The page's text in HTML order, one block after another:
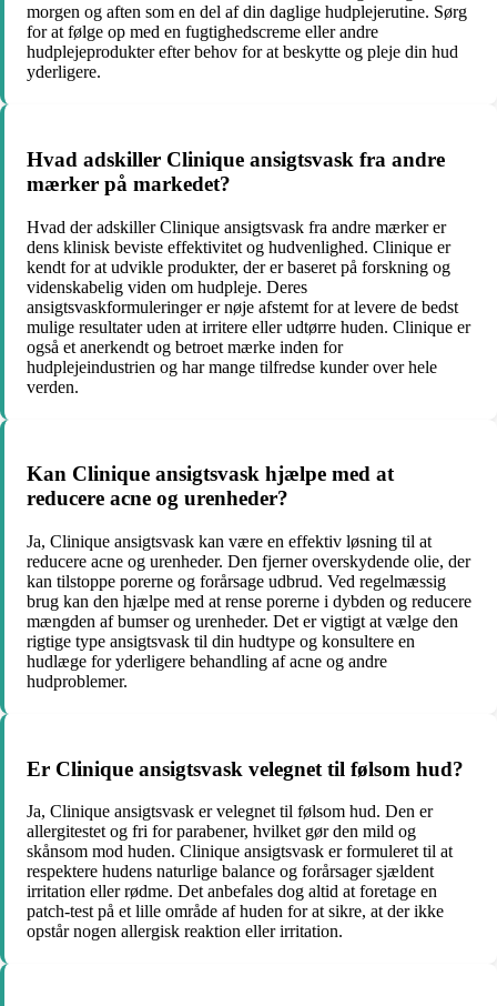
morgen og aften som en del af din daglige hudplejerutine. Sørg
for at følge op med en fugtighedscreme eller andre
hudplejeprodukter efter behov for at beskytte og pleje din hud
yderligere.
Hvad adskiller Clinique ansigtsvask fra andre
mærker på markedet?
Hvad der adskiller Clinique ansigtsvask fra andre mærker er
dens klinisk beviste effektivitet og hudvenlighed. Clinique er
kendt for at udvikle produkter, der er baseret på forskning og
videnskabelig viden om hudpleje. Deres
ansigtsvaskformuleringer er nøje afstemt for at levere de bedst
mulige resultater uden at irritere eller udtørre huden. Clinique er
også et anerkendt og betroet mærke inden for
hudplejeindustrien og har mange tilfredse kunder over hele
verden.
Kan Clinique ansigtsvask hjælpe med at
reducere acne og urenheder?
Ja, Clinique ansigtsvask kan være en effektiv løsning til at
reducere acne og urenheder. Den fjerner overskydende olie, der
kan tilstoppe porerne og forårsage udbrud. Ved regelmæssig
brug kan den hjælpe med at rense porerne i dybden og reducere
mængden af ​​bumser og urenheder. Det er vigtigt at vælge den
rigtige type ansigtsvask til din hudtype og konsultere en
hudlæge for yderligere behandling af acne og andre
hudproblemer.
Er Clinique ansigtsvask velegnet til følsom hud?
Ja, Clinique ansigtsvask er velegnet til følsom hud. Den er
allergitestet og fri for parabener, hvilket gør den mild og
skånsom mod huden. Clinique ansigtsvask er formuleret til at
respektere hudens naturlige balance og forårsager sjældent
irritation eller rødme. Det anbefales dog altid at foretage en
patch-test på et lille område af huden for at sikre, at der ikke
opstår nogen allergisk reaktion eller irritation.